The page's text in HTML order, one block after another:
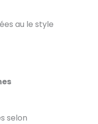
au le style
selon